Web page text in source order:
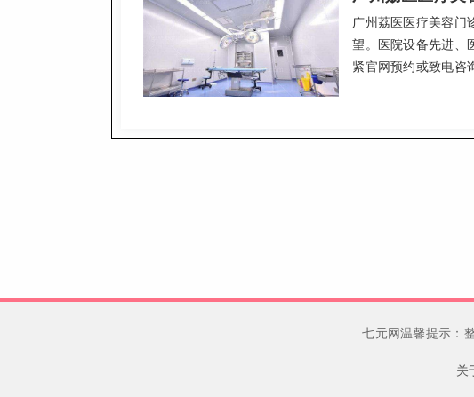
广州荔医医疗美容门
望。医院设备先进、
紧官网预约或致电咨
七元网温馨提示：
关